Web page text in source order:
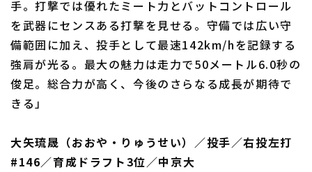
手。打撃では優れたミート力とバットコントロール
を武器にセンスある打撃を見せる。守備では広い守
備範囲に加え、投手として最速142km/hを記録する
強肩が光る。最大の魅力は走力で50メートル6.0秒の
俊足。総合力が高く、今後のさらなる成長が期待で
きる」
大矢琉晟（おおや・りゅうせい）／投手／右投左打
#146／育成ドラフト3位／中京大